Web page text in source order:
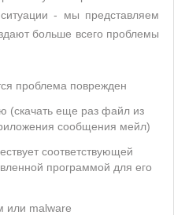
- мы представляем
больше всего проблемы
проблема поврежден
(скачать еще раз файл из
сообщения мейл)
соответствующей
программой для его
или malware